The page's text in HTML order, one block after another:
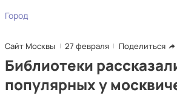
Город
Сайт Москвы 27 февраля Поделиться
Библиотеки
популярных у